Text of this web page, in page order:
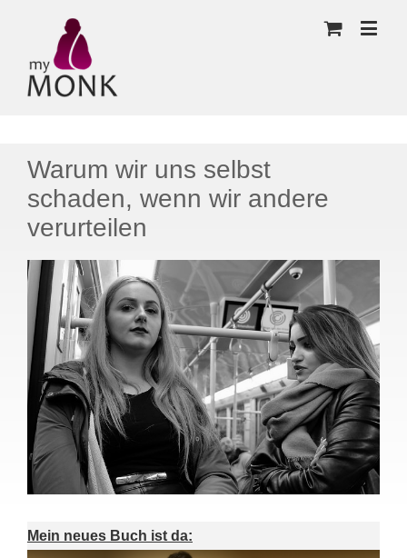
Warum wir uns selbst
schaden, wenn wir andere
verurteilen
Mein neues Buch ist da: